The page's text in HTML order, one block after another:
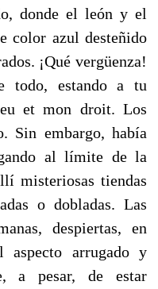
donde el león y el
color azul desteñido
¡Qué vergüenza!
todo, estando a tu
et mon droit. Los
Sin embargo, había
al límite de la
misteriosas tiendas
o dobladas. Las
despiertas, en
aspecto arrugado y
a pesar, de estar